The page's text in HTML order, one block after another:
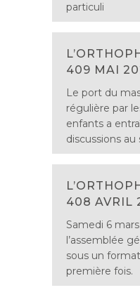
particuli
409 MAI
Le port du
régulière par
enfants a
discussions
408 AVRIL
Samedi 6
l’assemblée
sous un
première fois.